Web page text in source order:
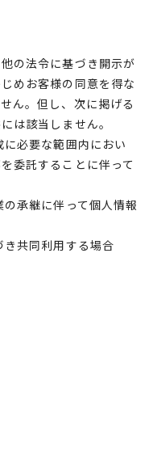
の法令に基づき開示が
めお客様の同意を得な
ん。但し、次に掲げる
は該当しません。
に必要な範囲内におい
委託することに伴って
の承継に伴って個人情報
き共同利用する場合